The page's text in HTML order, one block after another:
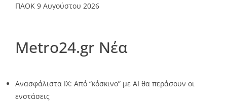
ΠΑΟΚ 9 Αυγούστου 2026
Metro24.gr Νέα
Ανασφάλιστα ΙΧ: Από “κόσκινο” με AI θα περάσουν οι
ενστάσεις